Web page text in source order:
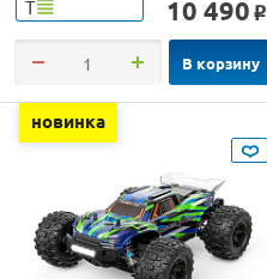
Т 10 490 o
В корзину
новинка